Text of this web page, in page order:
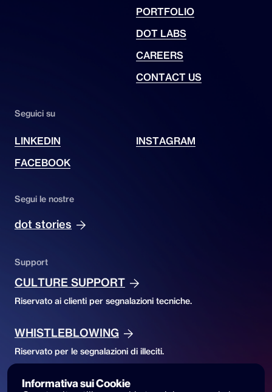
PORTFOLIO
DOT LABS
CAREERS
CONTACT US
Seguici su
LINKEDIN
INSTAGRAM
FACEBOOK
Segui le nostre
dot stories
Support
CULTURE SUPPORT
Riservato ai clienti per segnalazioni tecniche.
WHISTLEBLOWING
Riservato per le segnalazioni di illeciti.
Accessibility
Informativa sui Cookie